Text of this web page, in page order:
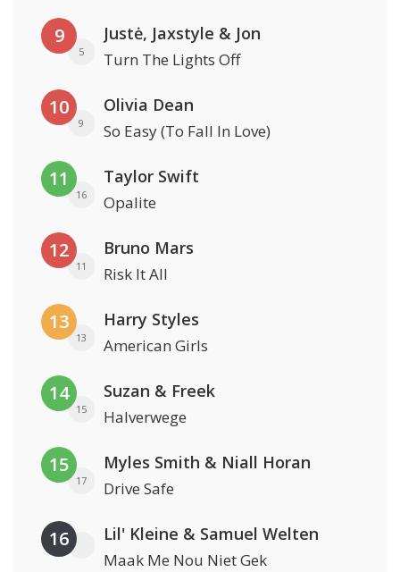
9
5
Justė, Jaxstyle & Jon
Turn The Lights Off
10
9
Olivia Dean
So Easy (To Fall In Love)
11
16
Taylor Swift
Opalite
12
11
Bruno Mars
Risk It All
13
13
Harry Styles
American Girls
14
15
Suzan & Freek
Halverwege
15
17
Myles Smith & Niall Horan
Drive Safe
16 Lil' Kleine & Samuel Welten
Maak Me Nou Niet Gek